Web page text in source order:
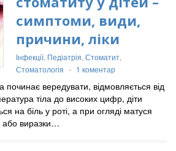
симптоми, види,
причини, ліки
Інфекції, Педіатрія, Стоматит,
Стоматологія - 1 коментар
вередувати, відмовляється від
тіла до високих цифр, діти
на біль у роті, а при огляді матуся
або виразки…